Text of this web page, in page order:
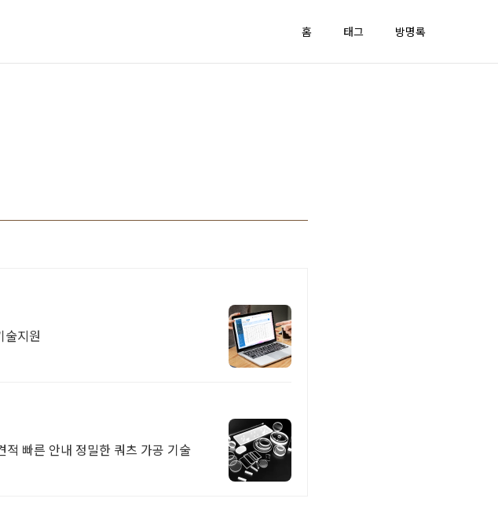
홈 태그 방명록
지원
빠른 안내 정밀한 쿼츠 가공 기술